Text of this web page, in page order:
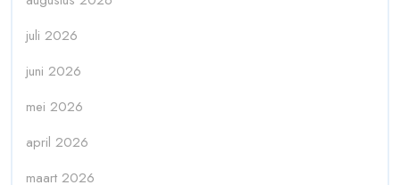
juli 2026
juni 2026
mei 2026
april 2026
maart 2026